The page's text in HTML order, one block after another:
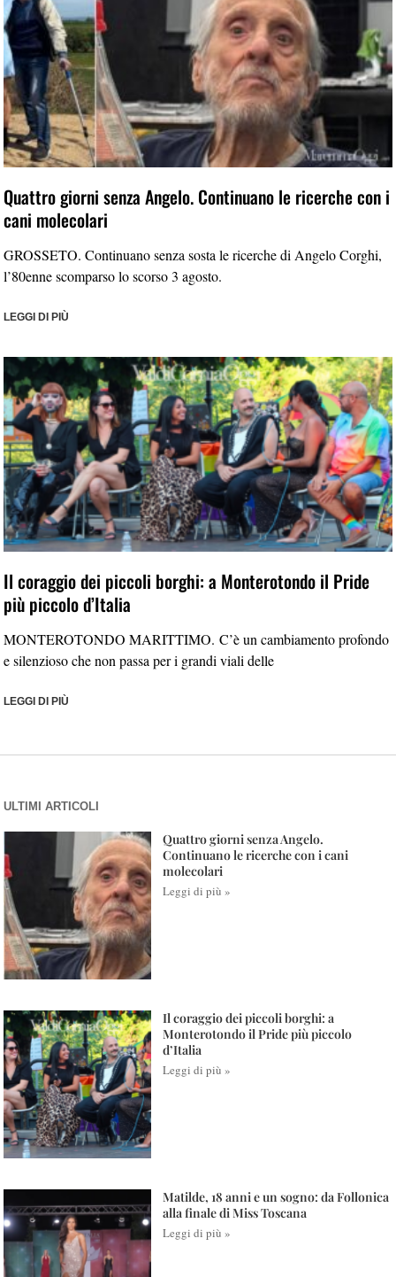
Quattro giorni senza Angelo. Continuano le ricerche con i
cani molecolari
GROSSETO. Continuano senza sosta le ricerche di Angelo Corghi,
l’80enne scomparso lo scorso 3 agosto.
LEGGI DI PIÙ
Il coraggio dei piccoli borghi: a Monterotondo il Pride
più piccolo d’Italia
MONTEROTONDO MARITTIMO. C’è un cambiamento profondo
e silenzioso che non passa per i grandi viali delle
LEGGI DI PIÙ
ULTIMI ARTICOLI
Quattro giorni senza Angelo.
Continuano le ricerche con i cani
molecolari
Leggi di più »
Il coraggio dei piccoli borghi: a
Monterotondo il Pride più piccolo
d’Italia
Leggi di più »
Matilde, 18 anni e un sogno: da Follonica
alla finale di Miss Toscana
Leggi di più »